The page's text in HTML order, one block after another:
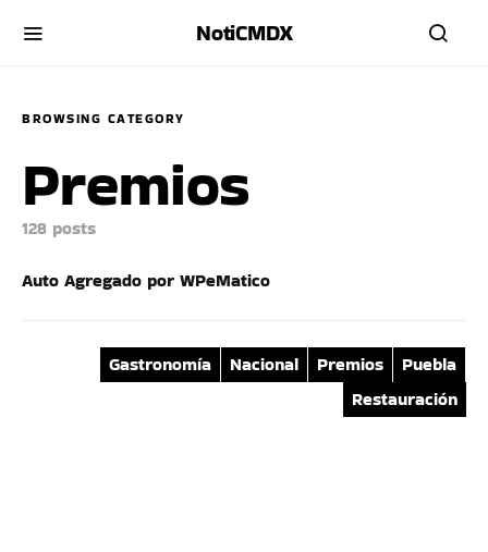
NotiCMDX
BROWSING CATEGORY
Premios
128 posts
Auto Agregado por WPeMatico
Gastronomía Nacional Premios
Puebla
Restauración